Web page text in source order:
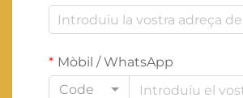
Mòbil / WhatsApp
Code